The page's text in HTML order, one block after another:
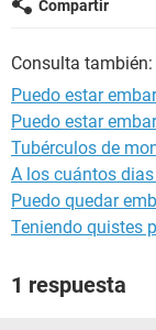
Compartir
Consulta también:
Puedo estar
Puedo estar
Tubérculos de
A los cuántos
Puedo quedar
Teniendo quistes
1 respuesta